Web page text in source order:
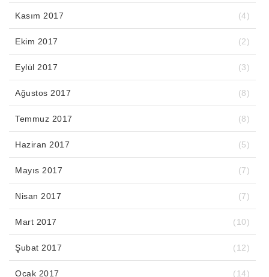
Kasım 2017 (4)
Ekim 2017 (2)
Eylül 2017 (3)
Ağustos 2017 (8)
Temmuz 2017 (8)
Haziran 2017 (5)
Mayıs 2017 (7)
Nisan 2017 (7)
Mart 2017 (10)
Şubat 2017 (12)
Ocak 2017 (14)